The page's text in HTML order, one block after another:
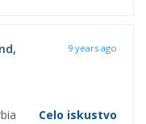
9 years ago
Celo iskustvo